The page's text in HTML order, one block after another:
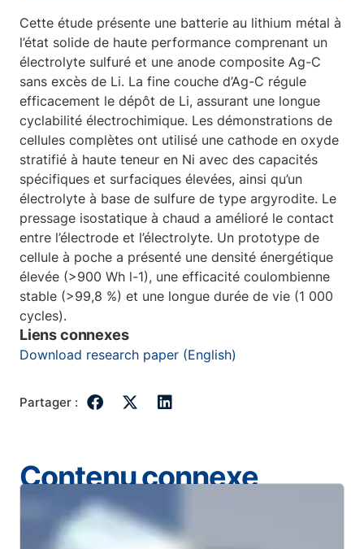
Cette étude présente une batterie au lithium métal à
l’état solide de haute performance comprenant un
électrolyte sulfuré et une anode composite Ag-C
sans excès de Li. La fine couche d’Ag-C régule
efficacement le dépôt de Li, assurant une longue
cyclabilité électrochimique. Les démonstrations de
cellules complètes ont utilisé une cathode en oxyde
stratifié à haute teneur en Ni avec des capacités
spécifiques et surfaciques élevées, ainsi qu’un
électrolyte à base de sulfure de type argyrodite. Le
pressage isostatique à chaud a amélioré le contact
entre l’électrode et l’électrolyte. Un prototype de
cellule à poche a présenté une densité énergétique
élevée (>900 Wh l-1), une efficacité coulombienne
stable (>99,8 %) et une longue durée de vie (1 000
cycles).
Liens connexes
Download research paper (English)
Partager :
Contenu connexe